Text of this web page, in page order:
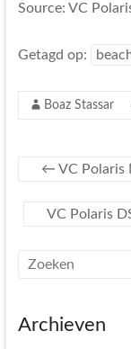
Source: VC
Getagd op:
Boaz Stassar
← VC Polaris
VC Polaris
Archieven